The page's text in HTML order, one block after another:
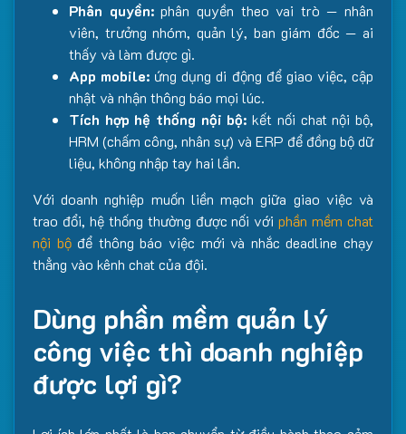
Phân quyền:phân quyền theo vai trò — nhân
viên, trưởng nhóm, quản lý, ban giám đốc — ai
thấy và làm được gì.
App mobile: ứng dụng di động để giao việc, cập
nhật và nhận thông báo mọi lúc.
Tích hợp hệ thống nội bộ: kết nối chat nội bộ,
HRM (chấm công, nhân sự) và ERP để đồng bộ dữ
liệu, không nhập tay hai lần.
Với doanh nghiệp muốn liền mạch giữa giao việc và
trao đổi, hệ thống thường được nối vớiphần mềm chat
nội bộđể thông báo việc mới và nhắc deadline chạy
thẳng vào kênh chat của đội.
Dùng phần mềm quản lý
công việc thì doanh nghiệp
được lợi gì?